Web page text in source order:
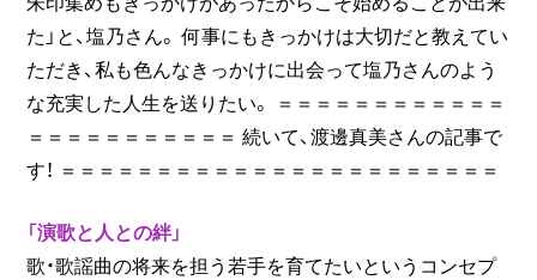
た」と、塩乃さん。 何事にもきっかけは大切だと教えてい
ただき、私も色んなきっかけに出会って塩乃さんのよう
な充実した人生を送りたい。 ＝＝＝＝＝＝＝＝＝＝＝＝
＝＝＝＝＝＝＝＝＝＝＝ 続いて、渡邊真美さんの記事で
す！ ＝＝＝＝＝＝＝＝＝＝＝＝＝＝＝＝＝＝＝＝＝＝＝
「演歌と人との絆」
歌・歌謡曲の将来を担う若手を育てたいというコンセプ